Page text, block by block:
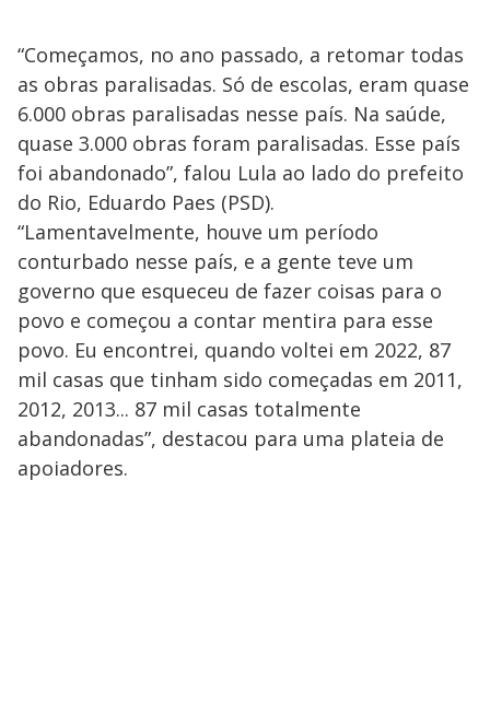
“Começamos, no ano passado, a retomar todas
as obras paralisadas. Só de escolas, eram quase
6.000 obras paralisadas nesse país. Na saúde,
quase 3.000 obras foram paralisadas. Esse país
foi abandonado”, falou Lula ao lado do prefeito
do Rio, Eduardo Paes (PSD).
“Lamentavelmente, houve um período
conturbado nesse país, e a gente teve um
governo que esqueceu de fazer coisas para o
povo e começou a contar mentira para esse
povo. Eu encontrei, quando voltei em 2022, 87
mil casas que tinham sido começadas em 2011,
2012, 2013... 87 mil casas totalmente
abandonadas”, destacou para uma plateia de
apoiadores.